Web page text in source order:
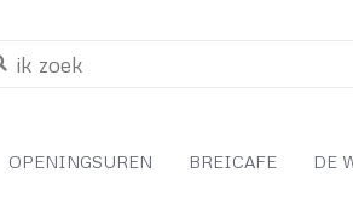
OPENINGSUREN BREICAFE DE